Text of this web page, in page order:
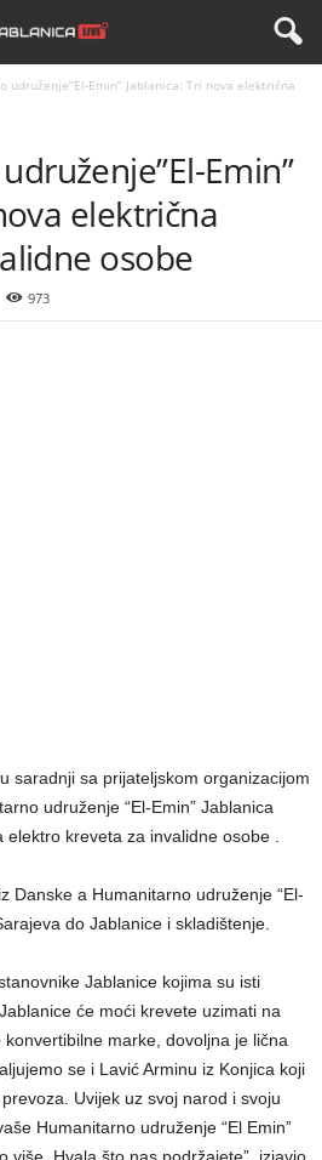
udruženje”El-Emin” Jablanica: Tri nova električna
Emin”
električna
osobe
973
saradnji sa prijateljskom organizacijom
udruženje “El-Emin” Jablanica
kreveta za invalidne osobe .
Danske a Humanitarno udruženje “El-
do Jablanice i skladištenje.
Jablanice kojima su isti
će moći krevete uzimati na
marke, dovoljna je lična
se i Lavić Arminu iz Konjica koji
Uvijek uz svoj narod i svoju
Humanitarno udruženje “El Emin”